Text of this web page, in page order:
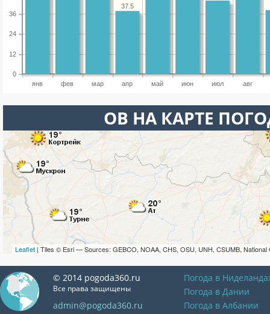
янв фев мар апр май июн июл авг
0
12
24
36
37.5
ОВ НА КАРТЕ
Leaflet | Tiles © Esri — Sources: GEBCO, NOAA, CHS, OSU, UNH, CSUMB, National
© 2014 pogoda360.ru
Все права защищены
admin@pogoda360.ru
Погода в
Погода в Дании
Погода в Албании